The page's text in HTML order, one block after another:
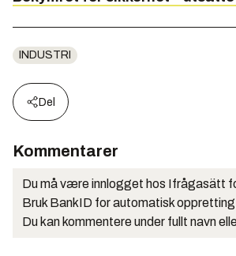
INDUSTRI
Del
Kommentarer
Du må være innlogget hos Ifrågasätt
Bruk BankID for automatisk oppretting
Du kan kommentere under fullt navn